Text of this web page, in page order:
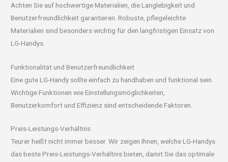
Achten Sie auf hochwertige Materialien, die Langlebigkeit und
Benutzerfreundlichkeit garantieren. Robuste, pflegeleichte
Materialien sind besonders wichtig für den langfristigen Einsatz von
LG-Handys.
Funktionalität und Benutzerfreundlichkeit
Eine gute LG-Handy sollte einfach zu handhaben und funktional sein.
Wichtige Funktionen wie Einstellungsmöglichkeiten,
Benutzerkomfort und Effizienz sind entscheidende Faktoren.
Preis-Leistungs-Verhältnis
Teurer heißt nicht immer besser. Wir zeigen Ihnen, welche LG-Handys
das beste Preis-Leistungs-Verhältnis bieten, damit Sie das optimale